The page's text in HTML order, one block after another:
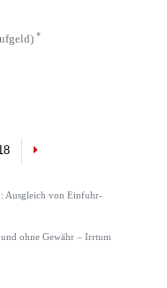
*
Next
Ausgleich von Einfuhr-
ohne Gewähr – Irrtum